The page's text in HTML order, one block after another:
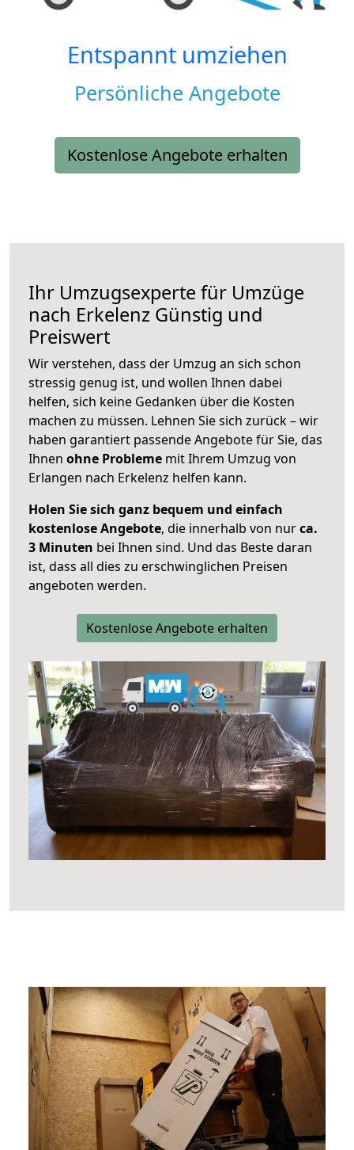
Entspannt umziehen
Persönliche Angebote
Kostenlose Angebote erhalten
Ihr Umzugsexperte für Umzüge
nach Erkelenz Günstig und
Preiswert
Wir verstehen, dass der Umzug an sich schon
stressig genug ist, und wollen Ihnen dabei
helfen, sich keine Gedanken über die Kosten
machen zu müssen. Lehnen Sie sich zurück – wir
haben garantiert passende Angebote für Sie, das
Ihnen ohne Probleme mit Ihrem Umzug von
Erlangen nach Erkelenz helfen kann.
Holen Sie sich ganz bequem und einfach
kostenlose Angebote, die innerhalb von nurca.
3 Minuten bei Ihnen sind. Und das Beste daran
ist, dass all dies zu erschwinglichen Preisen
angeboten werden.
Kostenlose Angebote erhalten